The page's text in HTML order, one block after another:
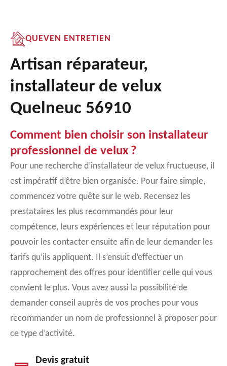
QUEVEN ENTRETIEN
Artisan réparateur,
installateur de velux
Quelneuc 56910
Comment bien choisir son installateur
professionnel de velux ?
Pour une recherche d’installateur de velux fructueuse, il
est impératif d’être bien organisée. Pour faire simple,
commencez votre quête sur le web. Recensez les
prestataires les plus recommandés pour leur
compétence, leurs expériences et leur réputation pour
pouvoir les contacter ensuite afin de leur demander les
tarifs qu’ils appliquent. Il s’ensuit d’effectuer un
rapprochement des offres pour identifier celle qui vous
convient le plus. Vous avez aussi la possibilité de
demander conseil auprès de vos proches pour vous
recommander un nom de professionnel à proposer pour
ce type d’activité.
Devis gratuit